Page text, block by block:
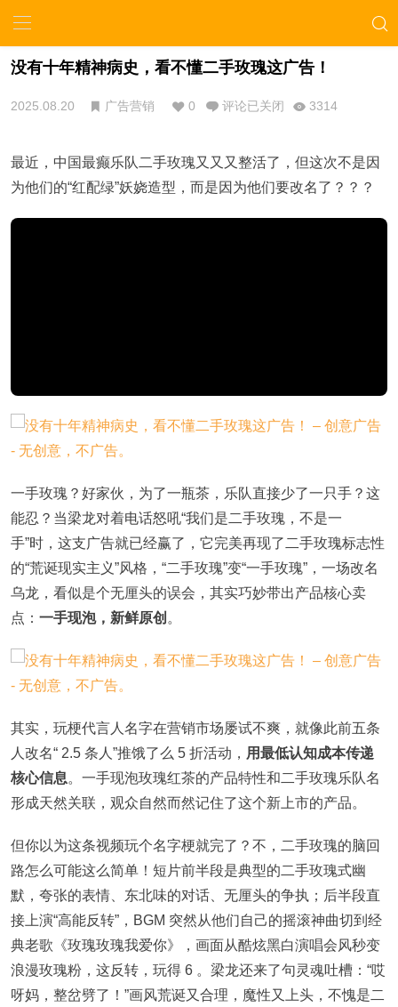
没有十年精神病史，看不懂二手玫瑰这广告！
2025.08.20 广告营销 0 评论已关闭 3314
最近，中国最癫乐队二手玫瑰又又又整活了，但这次不是因
为他们的“红配绿”妖娆造型，而是因为他们要改名了？？？
一手玫瑰？好家伙，为了一瓶茶，乐队直接少了一只手？这
能忍？当梁龙对着电话怒吼“我们是二手玫瑰，不是一
手”时，这支广告就已经赢了，它完美再现了二手玫瑰标志性
的“荒诞现实主义”风格，“二手玫瑰”变“一手玫瑰”，一场改名
乌龙，看似是个无厘头的误会，其实巧妙带出产品核心卖
点： 一手现泡，新鲜原创 。
其实，玩梗代言人名字在营销市场屡试不爽，就像此前五条
人改名“ 2.5 条人”推饿了么 5 折活动， 用最低认知成本传递
核心信息。一手现泡玫瑰红茶的产品特性和二手玫瑰乐队名
形成天然关联，观众自然而然记住了这个新上市的产品。
但你以为这条视频玩个名字梗就完了？不，二手玫瑰的脑回
路怎么可能这么简单！短片前半段是典型的二手玫瑰式幽
默，夸张的表情、东北味的对话、无厘头的争执；后半段直
接上演“高能反转”，BGM 突然从他们自己的摇滚神曲切到经
典老歌《玫瑰玫瑰我爱你》，画面从酷炫黑白演唱会风秒变
浪漫玫瑰粉，这反转，玩得 6 。梁龙还来了句灵魂吐槽：“哎
呀妈，整岔劈了！”画风荒诞又合理，魔性又上头，不愧是二